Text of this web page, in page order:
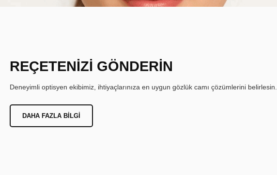
REÇETENİZİ GÖNDERİN
Deneyimli optisyen ekibimiz, ihtiyaçlarınıza en uygun gözlük camı çözümlerini belirlesin.
DAHA FAZLA BILGI